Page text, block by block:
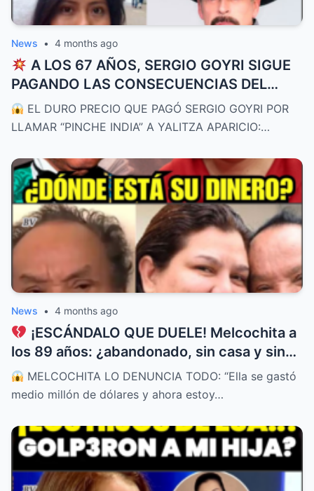
News • 4 months ago
A LOS 67 AÑOS, SERGIO GOYRI SIGUE
PAGANDO LAS CONSECUENCIAS DEL
ESCÁNDALO CON YALITZA APARICIO:
“Perdí el cariño del público”
EL DURO PRECIO QUE PAGÓ SERGIO GOYRI POR
LLAMAR “PINCHE INDIA” A YALITZA APARICIO:…
News • 4 months ago
¡ESCÁNDALO QUE DUELE! Melcochita a
los 89 años: ¿abandonado, sin casa y sin
un sol después de entregar todo a su
esposa?
MELCOCHITA LO DENUNCIA TODO: “Ella se gastó
medio millón de dólares y ahora estoy…